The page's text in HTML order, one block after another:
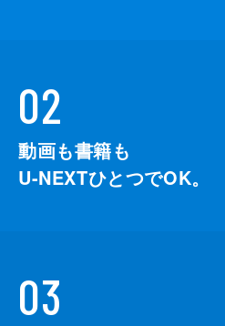
02
動画も書籍も
U-NEXTひとつでOK。
03